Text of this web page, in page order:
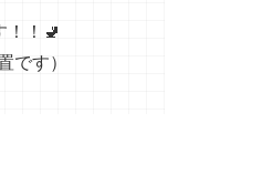
！！🚽
です）